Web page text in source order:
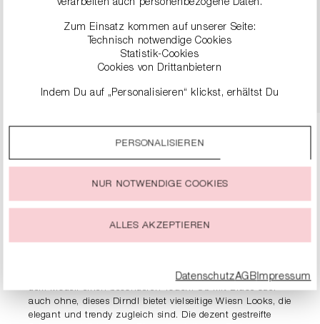
149,00 €
DETAILS
PRODUKTDETAILS
BESCHREIBUNG
durch und durch! Die abnehmbaren Volantärmel verleihem
dem Modell einen besonderen Touch. Ob mit Bluse oder
auch ohne, dieses Dirndl bietet vielseitige Wiesn Looks, die
elegant und trendy zugleich sind. Die dezent gestreifte
verarbeiten auch personenbezogene Daten.
Zum Einsatz kommen auf unserer Seite:
Technisch notwendige Cookies
Statistik-Cookies
Cookies von Drittanbietern
Indem Du auf „Personalisieren“ klickst, erhältst Du
Durch einen Klick auf das Auswahlfeld „Alle akzeptieren“
stimmst Du der Verwendung aller Cookies zu, die unter
jeder Zeit ändern oder widerrufen.
PERSONALISIEREN
NUR NOTWENDIGE COOKIES
ALLES AKZEPTIEREN
DatenschutzAGBImpressum